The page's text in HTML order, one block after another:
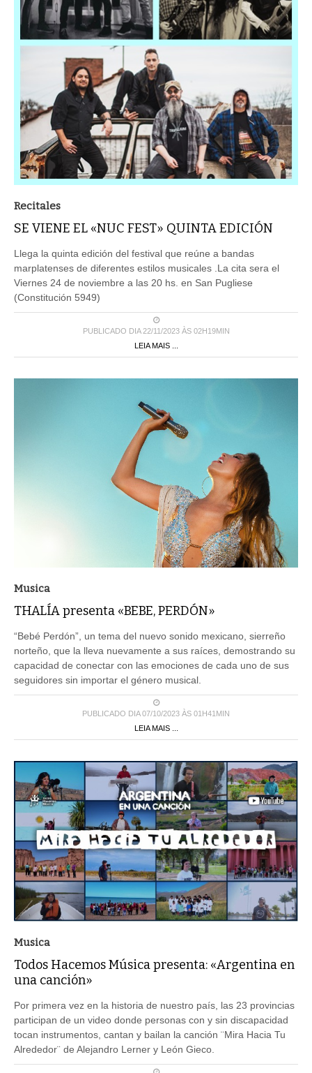
Recitales
SE VIENE EL «NUC FEST» QUINTA EDICIÓN
Llega la quinta edición del festival que reúne a bandas
marplatenses de diferentes estilos musicales .La cita sera el
Viernes 24 de noviembre a las 20 hs. en San Pugliese
(Constitución 5949)
PUBLICADO DIA 22/11/2023 ÀS 02H19MIN
LEIA MAIS ...
Musica
THALÍA presenta «BEBE, PERDÓN»
“Bebé Perdón”, un tema del nuevo sonido mexicano, sierreño
norteño, que la lleva nuevamente a sus raíces, demostrando su
capacidad de conectar con las emociones de cada uno de sus
seguidores sin importar el género musical.
PUBLICADO DIA 07/10/2023 ÀS 01H41MIN
LEIA MAIS ...
Musica
Todos Hacemos Música presenta: «Argentina en
una canción»
Por primera vez en la historia de nuestro país, las 23 provincias
participan de un video donde personas con y sin discapacidad
tocan instrumentos, cantan y bailan la canción ¨Mira Hacia Tu
Alrededor¨ de Alejandro Lerner y León Gieco.